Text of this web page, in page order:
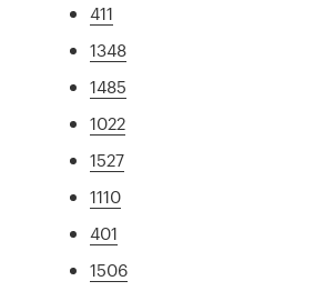
411
1348
1485
1022
1527
1110
401
1506